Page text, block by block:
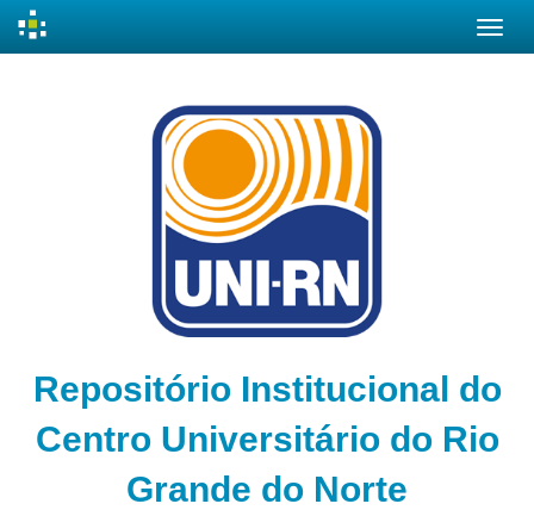
Repositório Institucional do
Centro Universitário do Rio
Grande do Norte